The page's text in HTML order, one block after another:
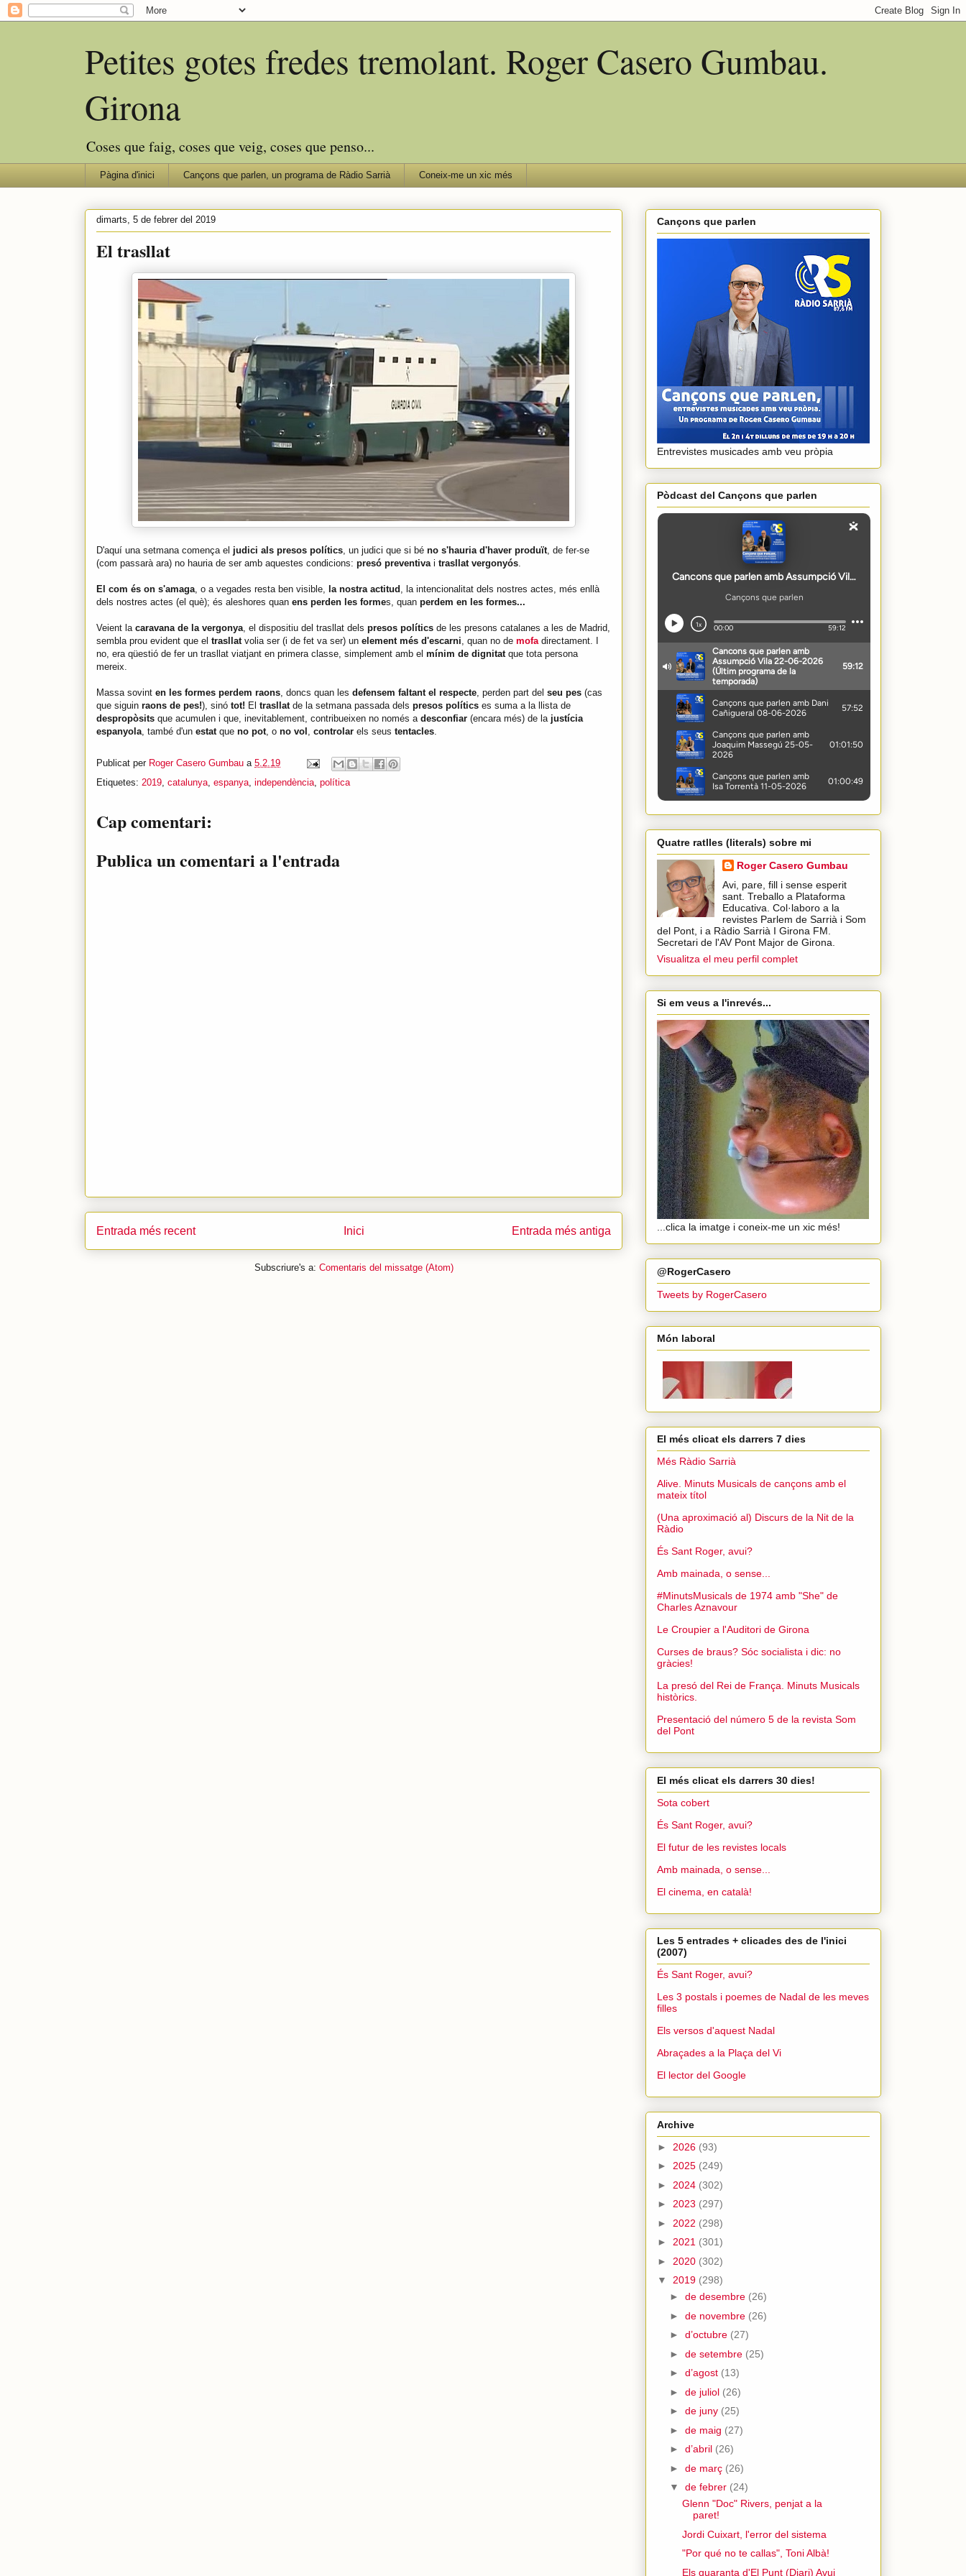
Petites gotes fredes tremolant. Roger Casero Gumbau.
Girona
Coses que faig, coses que veig, coses que penso...
Pàgina d'inici Cançons que parlen, un programa de Ràdio Sarrià Coneix-me un xic més
dimarts, 5 de febrer del 2019
El trasllat
D'aquí una setmana comença el judici als presos polítics , un judici que si bé no s'hauria d'haver produït , de fer-se
(com passarà ara) no hauria de ser amb aquestes condicions: presó preventiva i trasllat vergonyós
El com és on s'amaga , o a vegades resta ben visible, la nostra actitud , la intencionalitat dels nostres actes, més enllà
dels nostres actes (el què); és aleshores quan ens perden les formes, quan perdem en les formes...
Veient la caravana de la vergonya , el dispositiu del trasllat dels presos polítics de les presons catalanes a les de Madrid,
sembla prou evident que el trasllat volia ser (i de fet va ser) un element més d'escarni , quan no de mofa directament. I
no, era qüestió de fer un trasllat viatjant en primera classe, simplement amb el mínim de dignitat que tota persona
mereix.
Massa sovint en les formes perdem raons , doncs quan les defensem faltant el respecte , perden part del seu pes (cas
que siguin raons de pes!), sinó tot! El trasllat de la setmana passada dels presos polítics es suma a la llista de
despropòsits que acumulen i que, inevitablement, contribueixen no només a desconfiar (encara més) de la justícia
espanyola , també d'un estat que no pot , o no vol controlar els seus tentacles
Publicat per Roger Casero Gumbau a 5.2.19
Etiquetes: 2019 catalunya espanya independència política
Cap comentari:
Publica un comentari a l'entrada
Entrada més recent Entrada més antiga
Inici
Subscriure's a: Comentaris del missatge (Atom)
Cançons que parlen
Entrevistes musicades amb veu pròpia
Pòdcast del Cançons que parlen
Quatre ratlles (literals) sobre mi
Roger Casero Gumbau
Avi, pare, fill i sense esperit
sant. Treballo a Plataforma
Educativa. Col·laboro a la
revistes Parlem de Sarrià i Som
del Pont, i a Ràdio Sarrià I Girona FM.
Secretari de l'AV Pont Major de Girona.
Visualitza el meu perfil complet
Si em veus a l'inrevés...
...clica la imatge i coneix-me un xic més!
@RogerCasero
Tweets by RogerCasero
Món laboral
El més clicat els darrers 7 dies
Més Ràdio Sarrià
Alive. Minuts Musicals de cançons amb el
mateix títol
(Una aproximació al) Discurs de la Nit de la
Ràdio
És Sant Roger, avui?
Amb mainada, o sense...
#MinutsMusicals de 1974 amb "She" de
Charles Aznavour
Le Croupier a l'Auditori de Girona
Curses de braus? Sóc socialista i dic: no
gràcies!
La presó del Rei de França. Minuts Musicals
històrics.
Presentació del número 5 de la revista Som
del Pont
El més clicat els darrers 30 dies!
Sota cobert
És Sant Roger, avui?
El futur de les revistes locals
Amb mainada, o sense...
El cinema, en català!
Les 5 entrades + clicades des de l'inici
(2007)
És Sant Roger, avui?
Les 3 postals i poemes de Nadal de les meves
filles
Els versos d'aquest Nadal
Abraçades a la Plaça del Vi
El lector del Google
Archive
► 2026 (93)
► 2025 (249)
► 2024 (302)
► 2023 (297)
► 2022 (298)
► 2021 (301)
► 2020 (302)
▼ 2019 (298)
► de desembre (26)
► de novembre (26)
► d’octubre (27)
► de setembre (25)
► d’agost (13)
► de juliol (26)
► de juny (25)
► de maig (27)
► d’abril (26)
► de març (26)
▼ de febrer (24)
Glenn "Doc" Rivers, penjat a la
paret!
Jordi Cuixart, l'error del sistema
"Por qué no te callas", Toni Albà!
Els quaranta d'El Punt (Diari) Avui